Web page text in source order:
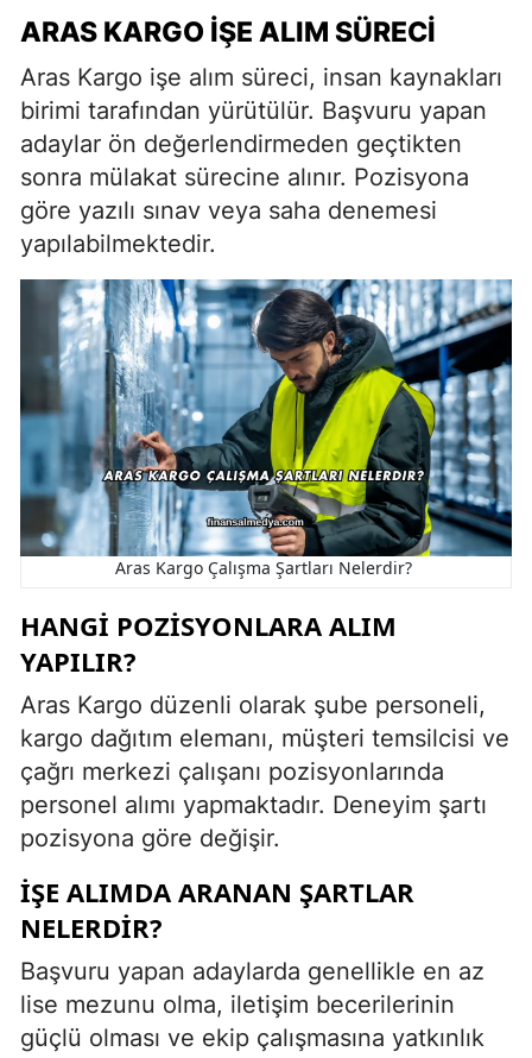
ARAS KARGO İŞE ALIM SÜRECI
Aras Kargo işe alım süreci, insan kaynakları
birimi tarafından yürütülür. Başvuru yapan
adaylar ön değerlendirmeden geçtikten
sonra mülakat sürecine alınır. Pozisyona
göre yazılı sınav veya saha denemesi
yapılabilmektedir.
Aras Kargo Çalışma Şartları Nelerdir?
HANGI POZISYONLARA ALIM
YAPILIR?
Aras Kargo düzenli olarak şube personeli,
kargo dağıtım elemanı, müşteri temsilcisi ve
çağrı merkezi çalışanı pozisyonlarında
personel alımı yapmaktadır. Deneyim şartı
pozisyona göre değişir.
İŞE ALIMDA ARANAN ŞARTLAR
NELERDIR?
Başvuru yapan adaylarda genellikle en az
lise mezunu olma, iletişim becerilerinin
güçlü olması ve ekip çalışmasına yatkınlık